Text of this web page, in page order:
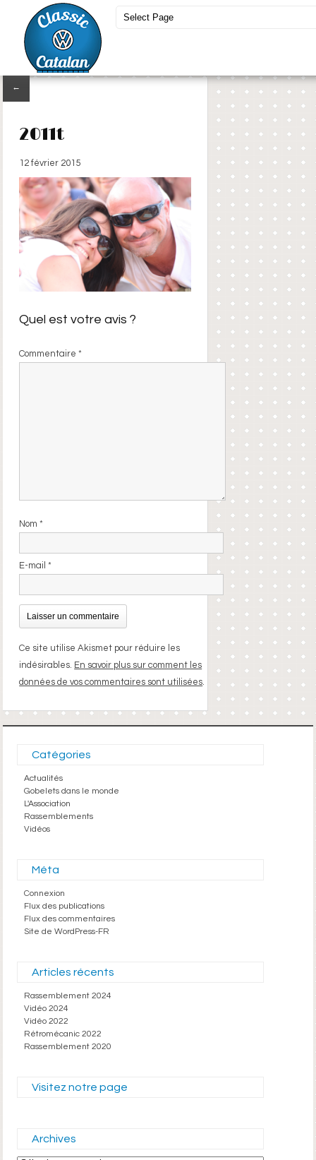
←
2011t
12 février 2015
Quel est votre avis ?
Commentaire*
Nom*
E-mail*
Ce site utilise Akismet pour réduire les
indésirables. En savoir plus sur comment les
données de vos commentaires sont utilisées.
Catégories
Actualités
Gobelets dans le monde
L'Association
Rassemblements
Vidéos
Méta
Connexion
Flux des publications
Flux des commentaires
Site de WordPress-FR
Articles récents
Rassemblement 2024
Vidéo 2024
Vidéo 2022
Rétromécanic 2022
Rassemblement 2020
Visitez notre page
Archives